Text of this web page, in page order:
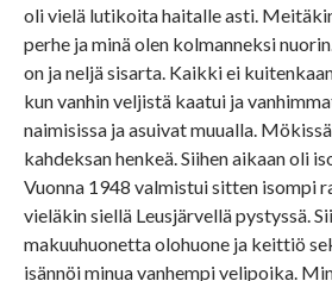
oli vielä lutikoita haitalle asti.
perhe ja minä olen kolmanneksi
on ja neljä sisarta. Kaikki ei
kun vanhin veljistä kaatui ja
naimisissa ja asuivat muualla.
kahdeksan henkeä. Siihen aikaan oli
Vuonna 1948 valmistui sitten isompi
vieläkin siellä Leusjärvellä pystyssä.
makuuhuonetta olohuone ja keittiö
isännöi minua vanhempi velipoika.